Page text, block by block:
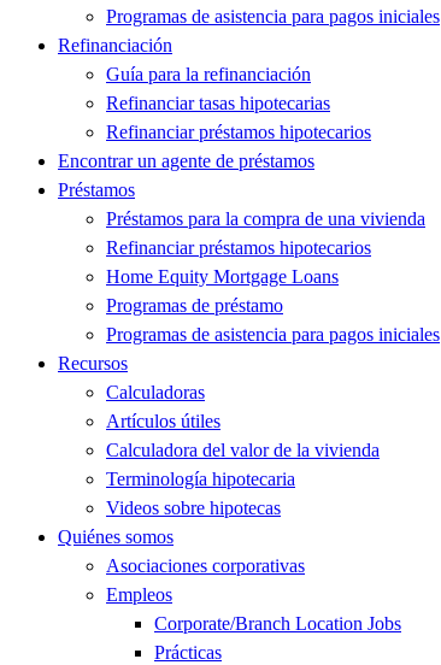
Programas de asistencia para pagos iniciales
Refinanciación
Guía para la refinanciación
Refinanciar tasas hipotecarias
Refinanciar préstamos hipotecarios
Encontrar un agente de préstamos
Préstamos
Préstamos para la compra de una vivienda
Refinanciar préstamos hipotecarios
Home Equity Mortgage Loans
Programas de préstamo
Programas de asistencia para pagos iniciales
Recursos
Calculadoras
Artículos útiles
Calculadora del valor de la vivienda
Terminología hipotecaria
Videos sobre hipotecas
Quiénes somos
Asociaciones corporativas
Empleos
Corporate/Branch Location Jobs
Prácticas